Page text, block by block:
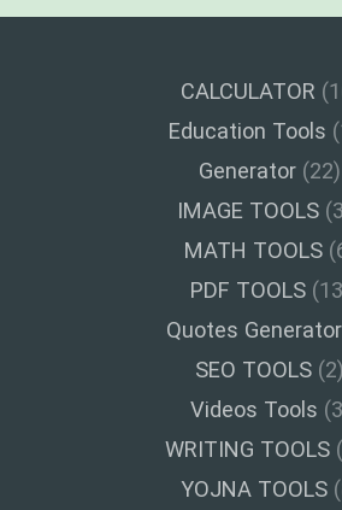
CALCULATOR
Education Tools
Generator (22)
IMAGE TOOLS
MATH TOOLS
PDF TOOLS
Quotes Generator
SEO TOOLS (2)
Videos Tools
WRITING TOOLS
YOJNA TOOLS